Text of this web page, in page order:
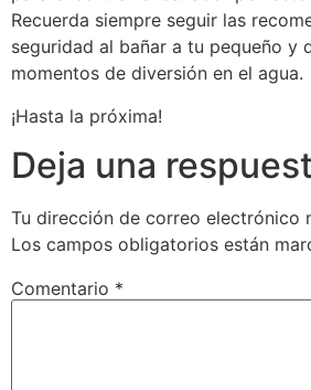
Recuerda siempre seguir las
seguridad al bañar a tu pequeño y
momentos de diversión en el agua.
¡Hasta la próxima!
Deja una
Tu dirección de correo electrónico
Los campos obligatorios están
Comentario *